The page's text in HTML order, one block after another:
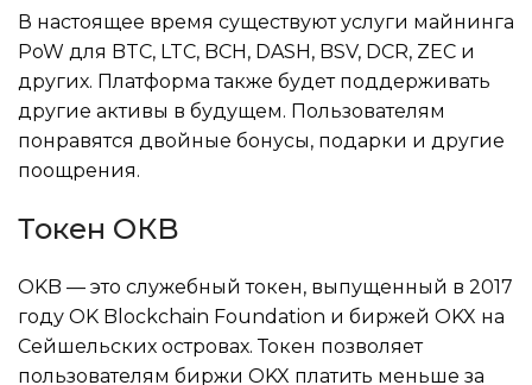
В настоящее время существуют услуги майнинга
PoW для BTC, LTC, BCH, DASH, BSV, DCR, ZEC и
других. Платформа также будет поддерживать
другие активы в будущем. Пользователям
понравятся двойные бонусы, подарки и другие
поощрения.
Токен ОКB
OKB — это служебный токен, выпущенный в 2017
году OK Blockchain Foundation и биржей OKX на
Сейшельских островах. Токен позволяет
пользователям биржи OKX платить меньше за